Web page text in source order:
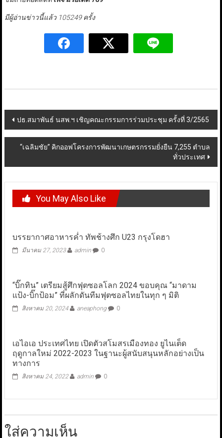
มีผู้อ่านข่าวนี้แล้ว 105249 ครั้ง
Post
navigation
ปธ.สมาพันธ์ นสพ.ฯ เชิญคณะกรรมการร่วมประชุม ครั้งที่ 3/2565
“เฉลิมชัย” คิกออฟโครงการพัฒนาเกษตรกรรมยั่งยืน 7,255 ตำบล
ทั่วประเทศ
You May Also Like
บรรยากาศอาหารค่ำ ทัพช้างศึก U23 กรุงโดฮา
มีนาคม 27, 2023 admin 0
“บิ๊กทิน” เตรียมสู้ศึกฟุตซอลโลก 2024 ขอบคุณ “มาดาม
แป้ง-บิ๊กป้อม” ที่ผลักดันทีมฟุตซอลไทยในทุก ๆ มิติ
สิงหาคม 20, 2024 aneaphong 0
เอไอเอ ประเทศไทย เปิดตัวสโมสรเมืองทอง ยูไนเต็ด
ฤดูกาลใหม่ 2022-2023 ในฐานะผู้สนับสนุนหลักอย่างเป็น
ทางการ
สิงหาคม 24, 2022 admin 0
ใส่ความเห็น